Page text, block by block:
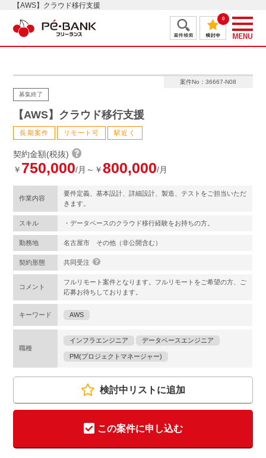
【AWS】クラウド移行支援
0
案件No：36667-N08
募集終了
【AWS】クラウド移行支援
長期案件 リモート可 駅近く
契約金額(税抜)
￥ 750,000/月～￥800,000/月
作業内容
要件定義、基本設計、詳細設計、製造、テストをご担当いただ
きます。
スキル ・データベースのクラウド移行経験をお持ちの方。
勤務地 名古屋市 その他（非公開含む）
契約形態 共同受注
コメント
フルリモート案件となります。フルリモートをご希望の方、ご
応募お待ちしております。
キーワード AWS
職種
インフラエンジニア データベースエンジニア
PM(プロジェクトマネージャー)
検討中リストに追加
この案件に申し込む